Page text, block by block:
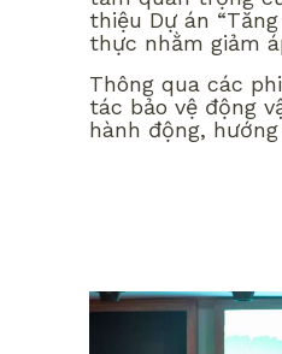
thiệu Dự án
thực nhằm giảm
Thông qua các
tác bảo vệ động
hành động,